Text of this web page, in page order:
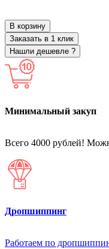
В корзину
Заказать в 1 клик
Нашли дешевле ?
Минимальный закуп
Всего 4000 рублей!
Дропшиппинг
Работаем по